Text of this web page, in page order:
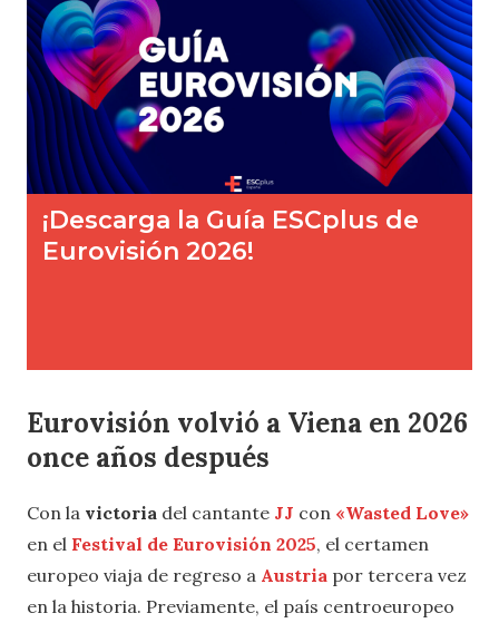
Eurovisión volvió a Viena en 2026
once años después
Con la victoria del cantante JJ con «Wasted Love»
en el Festival de Eurovisión 2025, el certamen
europeo viaja de regreso a Austria por tercera vez
en la historia. Previamente, el país centroeuropeo